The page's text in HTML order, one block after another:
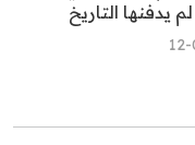
يدفنها التاريخ